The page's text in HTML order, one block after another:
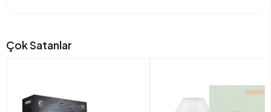
Çok Satanlar